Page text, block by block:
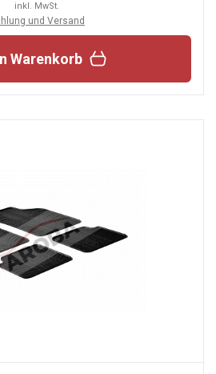
inkl. MwSt.
und Versand
Warenkorb